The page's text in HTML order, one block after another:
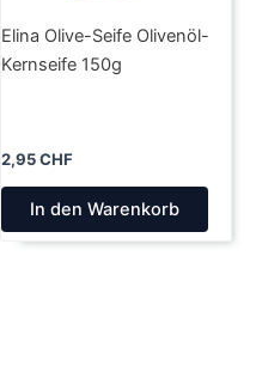
Elina Olive-Seife Olivenöl-
Kernseife 150g
2,95CHF
In den Warenkorb